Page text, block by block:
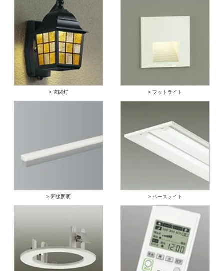
> 玄関灯 > フットライト
> 間接照明 > ベースライト